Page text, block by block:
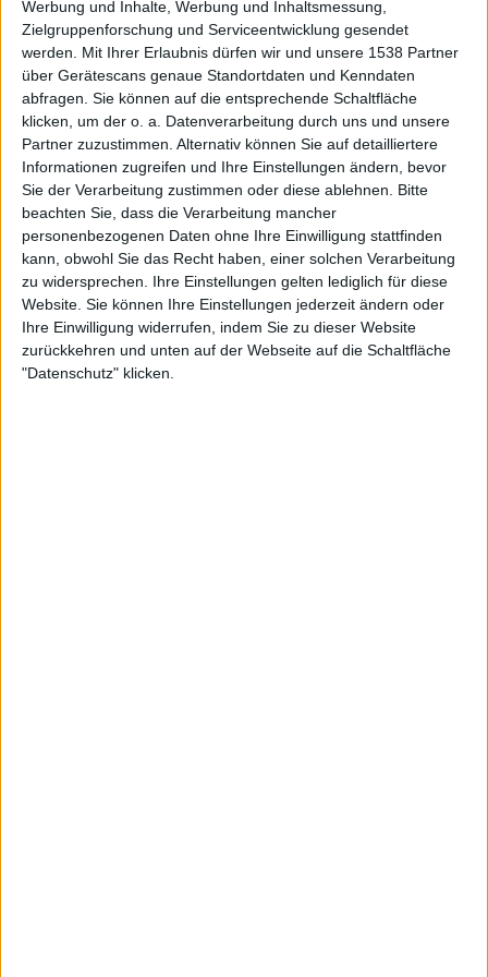
Werbung und Inhalte, Werbung und Inhaltsmessung,
Zielgruppenforschung und Serviceentwicklung gesendet
werden.
Mit Ihrer Erlaubnis dürfen wir und unsere 1538 Partner
über Gerätescans genaue Standortdaten und Kenndaten
abfragen. Sie können auf die entsprechende Schaltfläche
klicken, um der o. a. Datenverarbeitung durch uns und unsere
Partner zuzustimmen. Alternativ können Sie auf detailliertere
Informationen zugreifen und Ihre Einstellungen ändern, bevor
Sie der Verarbeitung zustimmen oder diese ablehnen.
Bitte
beachten Sie, dass die Verarbeitung mancher
personenbezogenen Daten ohne Ihre Einwilligung stattfinden
kann, obwohl Sie das Recht haben, einer solchen Verarbeitung
zu widersprechen. Ihre Einstellungen gelten lediglich für diese
Website. Sie können Ihre Einstellungen jederzeit ändern oder
Ihre Einwilligung widerrufen, indem Sie zu dieser Website
zurückkehren und unten auf der Webseite auf die Schaltfläche
"Datenschutz" klicken.
vorbestelltwerden.
Galerie mit 30 Bildern: Nervosa - Summoned In Summer Tour 2025 in
München